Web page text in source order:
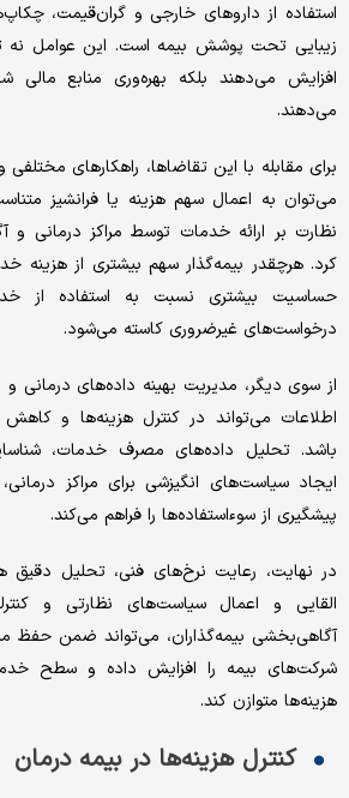
استفاده از داروهای خارجی و گران‌قیمت،
زیبایی تحت پوشش بیمه است. این عوامل نه
افزایش می‌دهند بلکه بهره‌وری منابع
می‌دهند.
برای مقابله با این تقاضاها، راهکارهای
می‌توان به اعمال سهم هزینه یا فرانشیز
نظارت بر ارائه خدمات توسط مراکز درمانی و
کرد. هرچقدر بیمه‌گذار سهم بیشتری از هزینه
حساسیت بیشتری نسبت به استفاده از
درخواست‌های غیرضروری کاسته می‌شود.
از سوی دیگر، مدیریت بهینه داده‌های درمانی و
اطلاعات می‌تواند در کنترل هزینه‌ها و
باشد. تحلیل داده‌های مصرف خدمات،
ایجاد سیاست‌های انگیزشی برای مراکز
پیشگیری از سوءاستفاده‌ها را فراهم می‌کند.
در نهایت، رعایت نرخ‌های فنی، تحلیل دقیق
القایی و اعمال سیاست‌های نظارتی و
آگاهی‌بخشی بیمه‌گذاران، می‌تواند ضمن حفظ
شرکت‌های بیمه را افزایش داده و سطح
هزینه‌ها متوازن کند.
کنترل هزینه‌ها در بیمه درمان